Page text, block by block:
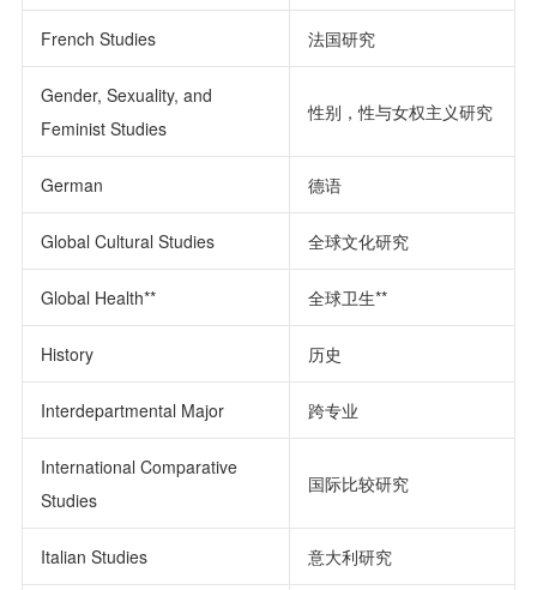
French Studies 法国研究
Gender, Sexuality, and
Feminist Studies
性别，性与女权主义研究
German 德语
Global Cultural Studies 全球文化研究
Global Health** 全球卫生**
History 历史
Interdepartmental Major 跨专业
International Comparative
Studies
国际比较研究
Italian Studies 意大利研究